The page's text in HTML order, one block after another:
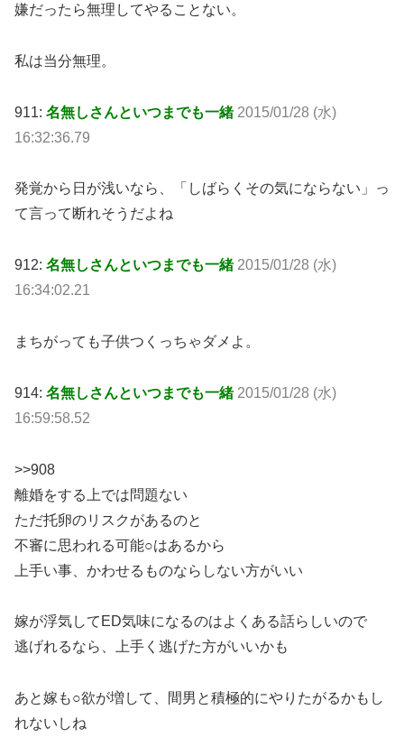
嫌だったら無理してやることない。
私は当分無理。
911: 名無しさんといつまでも一緒 2015/01/28 (水)
16:32:36.79
発覚から日が浅いなら、「しばらくその気にならない」っ
て言って断れそうだよね
912: 名無しさんといつまでも一緒 2015/01/28 (水)
16:34:02.21
まちがっても子供つくっちゃダメよ。
914: 名無しさんといつまでも一緒 2015/01/28 (水)
16:59:58.52
>>908
離婚をする上では問題ない
ただ托卵のリスクがあるのと
不審に思われる可能○はあるから
上手い事、かわせるものならしない方がいい
嫁が浮気してED気味になるのはよくある話らしいので
逃げれるなら、上手く逃げた方がいいかも
あと嫁も○欲が増して、間男と積極的にやりたがるかもし
れないしね